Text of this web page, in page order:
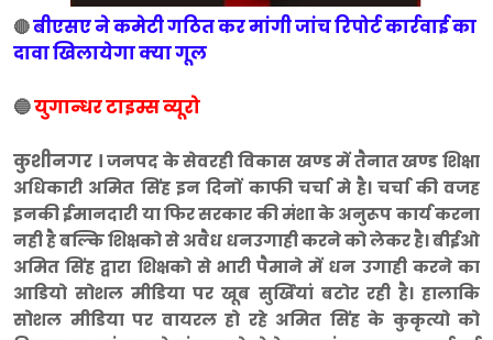
🔴बीएसए ने कमेटी गठित कर मांगी जांच रिपोर्ट कार्रवाई का
दावा खिलायेगा क्या गूल
🔵युगान्धर टाइम्स व्यूरो
कुशीनगर ।जनपद के सेवरही विकास खण्ड में तैनात खण्ड शिक्षा
अधिकारी अमित सिंह इन दिनों काफी चर्चा मे है। चर्चा की वजह
इनकी ईमानदारी या फिर सरकार की मंशा के अनुरूप कार्य करना
नही है बल्कि शिक्षको से अवैध धनउगाही करने को लेकर है। बीईओ
अमित सिंह द्वारा शिक्षको से भारी पैमाने में धन उगाही करने का
आडियो सोशल मीडिया पर खूब सुर्खियां बटोर रही है। हालाकि
सोशल मीडिया पर वायरल हो रहे अमित सिंह के कुकृत्यो को